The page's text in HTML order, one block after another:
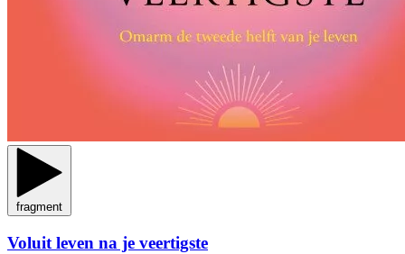
fragment
Voluit leven na je veertigste